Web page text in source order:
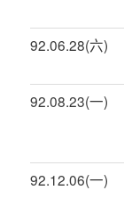
92.06.28(六)
92.08.23(一)
92.12.06(一)